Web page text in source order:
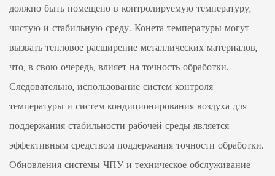
должно быть помещено в контролируемую температуру,
чистую и стабильную среду. Конета температуры могут
вызвать тепловое расширение металлических материалов,
что, в свою очередь, влияет на точность обработки.
Следовательно, использование систем контроля
температуры и систем кондиционирования воздуха для
поддержания стабильности рабочей среды является
эффективным средством поддержания точности обработки.
Обновления системы ЧПУ и техническое обслуживание